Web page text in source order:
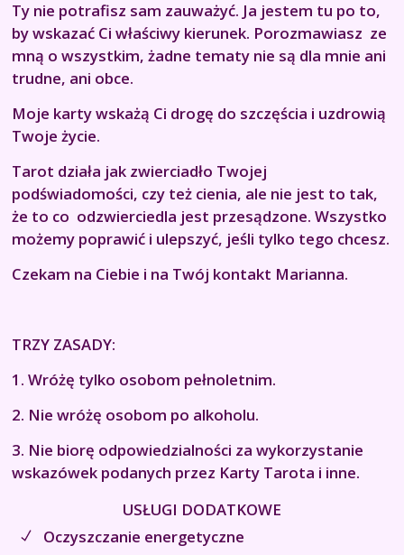
Ty nie potrafisz sam zauważyć. Ja jestem tu po to,
by wskazać Ci właściwy kierunek. Porozmawiasz ze
mną o wszystkim, żadne tematy nie są dla mnie ani
trudne, ani obce.
Moje karty wskażą Ci drogę do szczęścia i uzdrowią
Twoje życie.
Tarot działa jak zwierciadło Twojej
podświadomości, czy też cienia, ale nie jest to tak,
że to co odzwierciedla jest przesądzone. Wszystko
możemy poprawić i ulepszyć, jeśli tylko tego chcesz.
Czekam na Ciebie i na Twój kontakt Marianna.
TRZY ZASADY:
1. Wróżę tylko osobom pełnoletnim.
2. Nie wróżę osobom po alkoholu.
3. Nie biorę odpowiedzialności za wykorzystanie
wskazówek podanych przez Karty Tarota i inne.
USŁUGI DODATKOWE
Oczyszczanie energetyczne